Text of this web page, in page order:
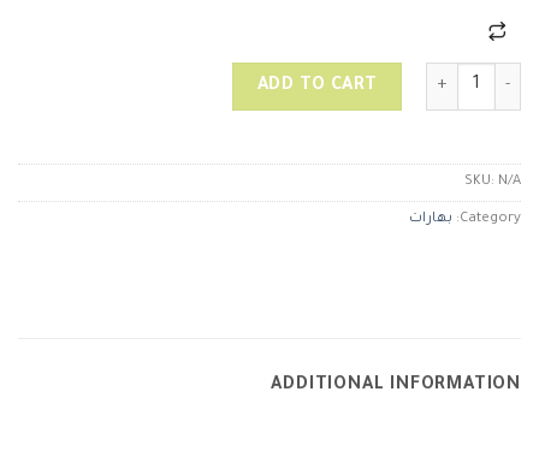
ليمون اسود (لومي) quantity
ADD TO CART
SKU: N/A
Category: بهارات
ADDITIONAL INFORMATION